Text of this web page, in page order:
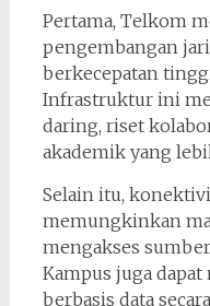
Pertama, Telkom
pengembangan
berkecepatan
Infrastruktur ini
daring, riset
akademik yang
Selain itu,
memungkinkan
mengakses
Kampus juga
berbasis data